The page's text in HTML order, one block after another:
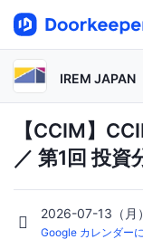
IREM JAPAN
【CCIM】
／ 第1回 投資
2026-07-13（月
Google カレンダー